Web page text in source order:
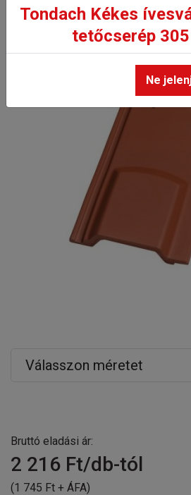
Bruttó eladási ár:
2 216 Ft/db-tól
(1 745 Ft + ÁFA)
Tondach Kékes
tetőcserép
Ne